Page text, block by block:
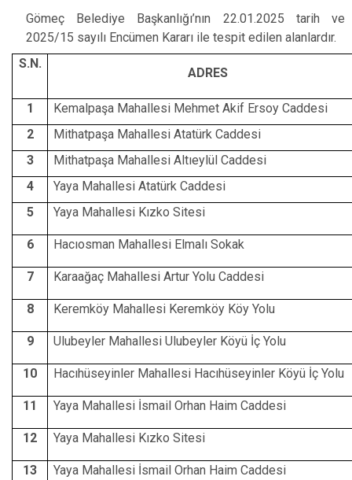
Gömeç Belediye Başkanlığı’nın 22.01.2025 tarih ve
2025/15 sayılı Encümen Kararı ile tespit edilen alanlardır.
S.N.
ADRES
1
Kemalpaşa Mahallesi Mehmet Akif Ersoy Caddesi
2
Mithatpaşa Mahallesi Atatürk Caddesi
3
Mithatpaşa Mahallesi Altıeylül Caddesi
4
Yaya Mahallesi Atatürk Caddesi
5
Yaya Mahallesi Kızko Sitesi
6 Hacıosman Mahallesi Elmalı Sokak
7 Karaağaç Mahallesi Artur Yolu Caddesi
8 Keremköy Mahallesi Keremköy Köy Yolu
9 Ulubeyler Mahallesi Ulubeyler Köyü İç Yolu
10 Hacıhüseyinler Mahallesi Hacıhüseyinler Köyü İç Yolu
11 Yaya Mahallesi İsmail Orhan Haim Caddesi
12 Yaya Mahallesi Kızko Sitesi
13 Yaya Mahallesi İsmail Orhan Haim Caddesi